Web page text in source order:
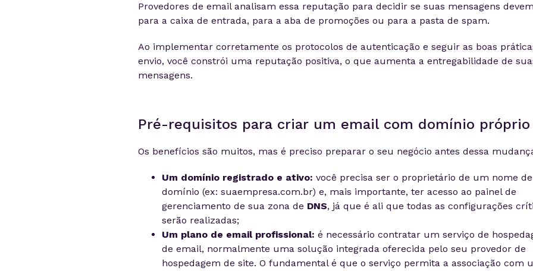
Provedores de email analisam essa reputação para decidir se suas mensagens
para a caixa de entrada, para a aba de promoções ou para a pasta de spam.
Ao implementar corretamente os protocolos de autenticação e seguir as boas
envio, você constrói uma reputação positiva, o que aumenta a entregabilidade de
mensagens.
Pré-requisitos para criar um email com domínio próprio
Os benefícios são muitos, mas é preciso preparar o seu negócio antes dessa
Um domínio registrado e ativo: você precisa ser o proprietário de um nome de
domínio (ex: suaempresa.com.br) e, mais importante, ter acesso ao painel de
gerenciamento de sua zona de DNS, já que é ali que todas as configurações
serão realizadas;
Um plano de email profissional: é necessário contratar um serviço de
de email, normalmente uma solução integrada oferecida pelo seu provedor de
hospedagem de site. O fundamental é que o serviço permita a associação com